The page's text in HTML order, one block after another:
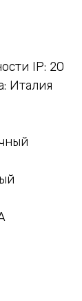
IP: 20
Италия